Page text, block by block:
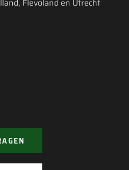
Flevoland en Utrecht